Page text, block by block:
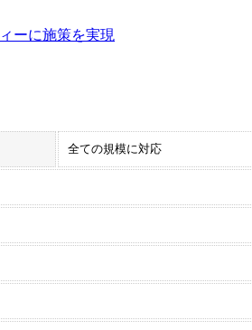
ーに施策を実現
全ての規模に対応